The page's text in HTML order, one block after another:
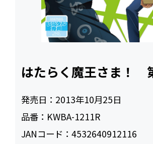
はたらく魔王さま！
発売日： 2013年10月25日
品番： KWBA-1211R
JANコード：4532640912116